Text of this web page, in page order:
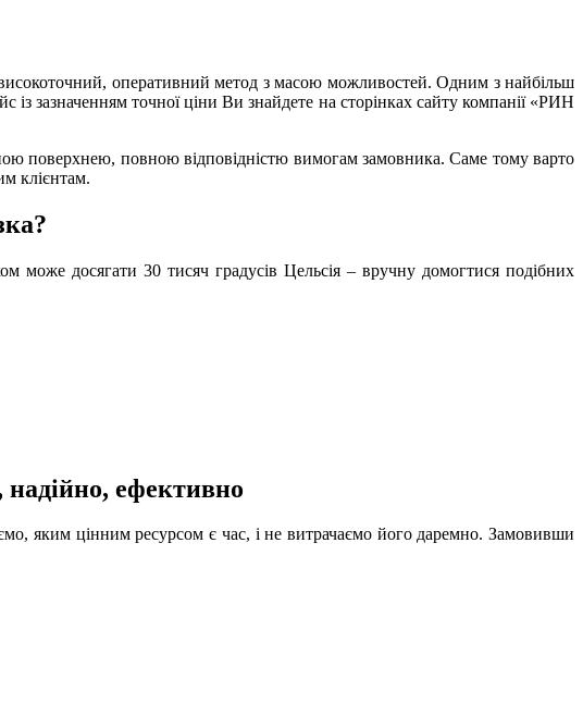
оперативний метод з масою можливостей. Одним з найбільш
із зазначенням точної ціни Ви знайдете на сторінках сайту компанії «РИН
поверхнею, повною відповідністю вимогам замовника. Саме тому варто
клієнтам.
може досягати 30 тисяч градусів Цельсія – вручну домогтися подібних
ефективно
яким цінним ресурсом є час, і не витрачаємо його даремно. Замовивши